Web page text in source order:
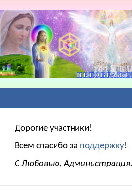
Дорогие участники!
Всем спасибо за поддержку!
С Любовью, Администрация.